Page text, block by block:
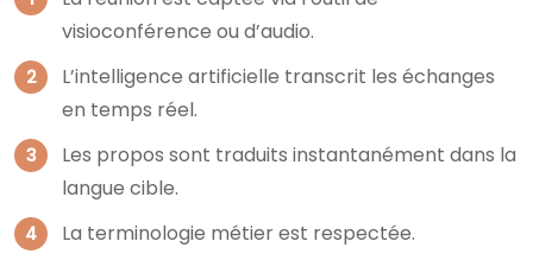
visioconférence ou d’audio.
L’intelligence artificielle transcrit les échanges
en temps réel.
Les propos sont traduits instantanément dans la
langue cible.
La terminologie métier est respectée.